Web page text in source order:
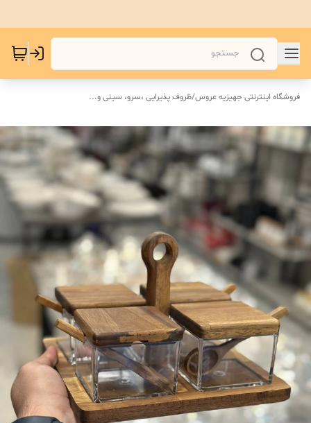
فروشگاه اینترنتی جهیزیه عروس/ظروف پذیرایی ،سرو، سینی و‌...